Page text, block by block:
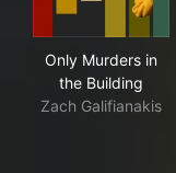
Only Murders in
the Building
Zach Galifianakis